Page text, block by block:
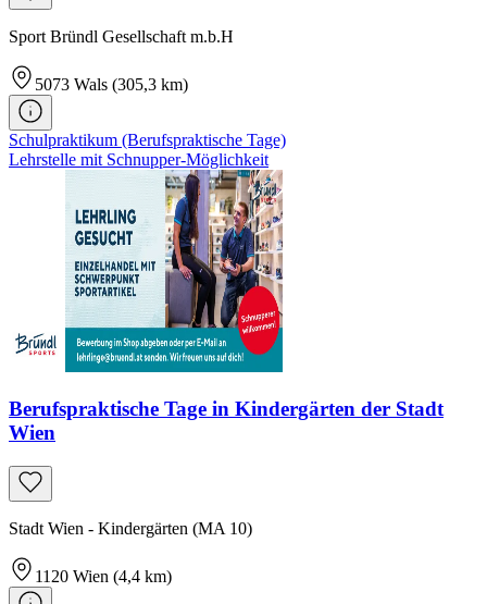
Sport Bründl Gesellschaft m.b.H
5073 Wals (305,3 km)
Schulpraktikum (Berufspraktische Tage)
Lehrstelle mit Schnupper-Möglichkeit
Berufspraktische Tage in Kindergärten der Stadt
Wien
Stadt Wien - Kindergärten (MA 10)
1120 Wien (4,4 km)